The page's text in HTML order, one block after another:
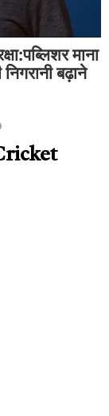
माना
निगरानी बढ़ाने